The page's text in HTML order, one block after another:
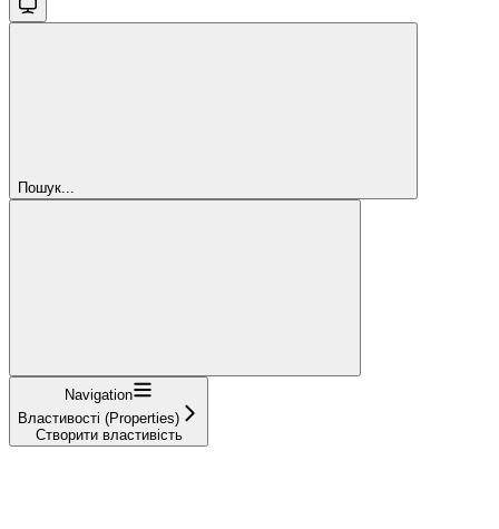
Пошук...
Navigation
Властивості (Properties)
Створити властивість